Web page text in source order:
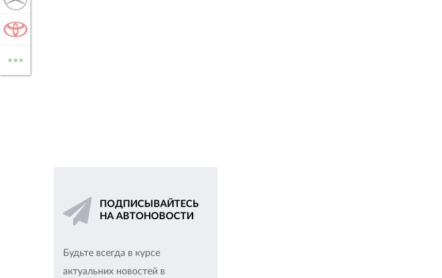
ПОДПИСЫВАЙТЕСЬ
НА АВТОНОВОСТИ
Будьте всегда в курсе
актуальних новостей в
...